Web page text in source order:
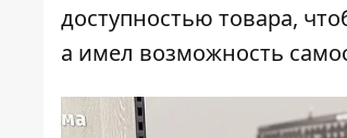
доступностью товара,
а имел возможность